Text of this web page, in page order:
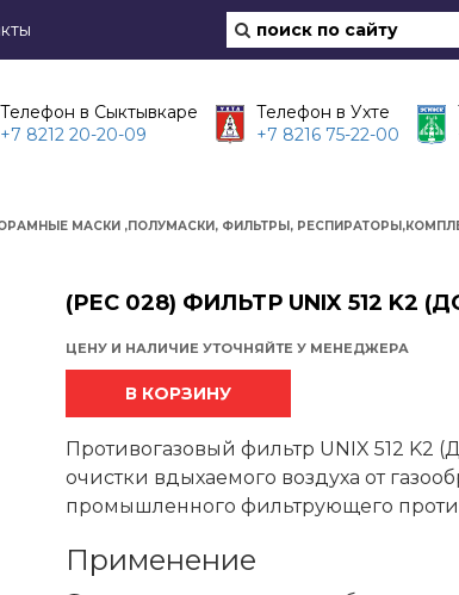
Телефон в Сыктывкаре
+7 8212 20-20-09
Телефон в Ухте
+7 8216 75-22-00
МАСКИ ,ПОЛУМАСКИ, ФИЛЬТРЫ,
(РЕС 028) ФИЛЬТР UNIX 512 K2
ЦЕНУ И НАЛИЧИЕ УТОЧНЯЙТЕ У МЕНЕДЖЕРА
В КОРЗИНУ
Противогазовый фильтр UNIX 512 K2
очистки вдыхаемого воздуха от
промышленного фильтрующего
Применение